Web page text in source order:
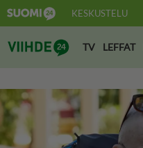
KESKUSTELU
Suomi24 Viihde
TV LEFFAT